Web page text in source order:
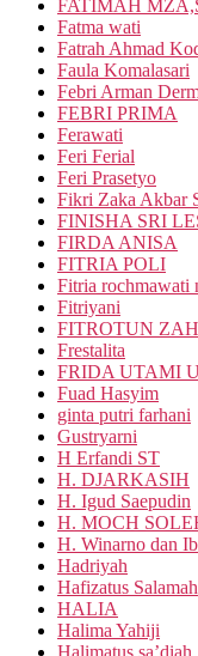
FATIMAH
Fatma wati
Fatrah Ahmad
Faula Komalasari
Febri Arman
FEBRI PRIMA
Ferawati
Feri Ferial
Feri Prasetyo
Fikri Zaka Akbar
FINISHA SRI
FIRDA ANISA
FITRIA POLI
Fitria rochmawati
Fitriyani
FITROTUN
Frestalita
FRIDA UTAMI
Fuad Hasyim
ginta putri farhani
Gustryarni
H Erfandi ST
H. DJARKASIH
H. Igud Saepudin
H. MOCH
H. Winarno dan
Hadriyah
Hafizatus Salamah
HALIA
Halima Yahiji
Halimatus sa’diah